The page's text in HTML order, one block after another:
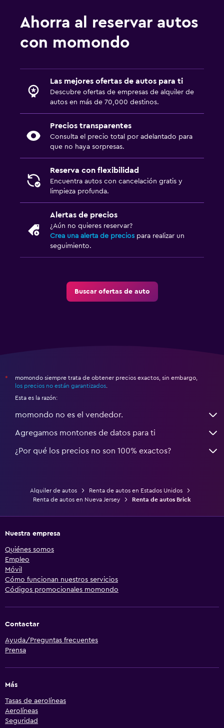
Ahorra al reservar autos
con momondo
Las mejores ofertas de autos para ti
Descubre ofertas de empresas de alquiler de
autos en más de 70,000 destinos.
Precios transparentes
Consulta el precio total por adelantado para
que no haya sorpresas.
Reserva con flexibilidad
Encuentra autos con cancelación gratis y
limpieza profunda.
Alertas de precios
¿Aún no quieres reservar?
Crea una alerta de precios para realizar un
seguimiento.
Buscar ofertas de auto
*
momondo siempre trata de obtener precios exactos, sin embargo,
los precios no están garantizados
Esta es la razón:
momondo no es el vendedor.
Agregamos montones de datos para ti
¿Por qué los precios no son 100% exactos?
Alquiler de autos
Renta de autos en Estados Unidos
Renta de autos en Nueva Jersey
Renta de autos Brick
Nuestra empresa
Quiénes somos
Empleo
Móvil
Cómo funcionan nuestros servicios
Códigos promocionales momondo
Contactar
Ayuda/Preguntas frecuentes
Prensa
Más
Tasas de aerolíneas
Aerolíneas
Seguridad